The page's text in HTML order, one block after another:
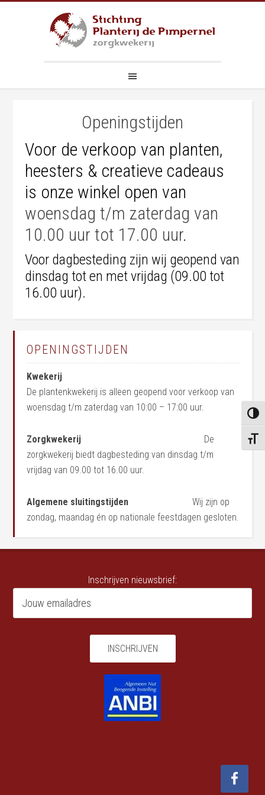
Openingstijden
Voor de verkoop van planten,
heesters & creatieve cadeaus
is onze winkel open van
woensdag t/m zaterdag van
10.00 uur tot 17.00 uur.
Voor dagbesteding zijn wij geopend van
dinsdag tot en met vrijdag (09.00 tot
16.00 uur).
OPENINGSTIJDEN
Kwekerij
De plantenkwekerij is alleen geopend voor verkoop van
woensdag t/m zaterdag van 10:00 – 17:00 uur.
Zorgkwekerij De
zorgkwekerij biedt dagbesteding van dinsdag t/m
vrijdag van 09.00 tot 16.00 uur.
Algemene sluitingstijdenWij zijn op
zondag, maandag én op nationale feestdagen gesloten.
Inschrijven nieuwsbrief: